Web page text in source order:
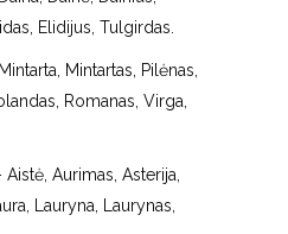
Elidijus, Tulgirdas.
Mintartas, Pilėnas,
Romanas, Virga,
Aistė, Aurimas, Asterija,
Lauryna, Laurynas,